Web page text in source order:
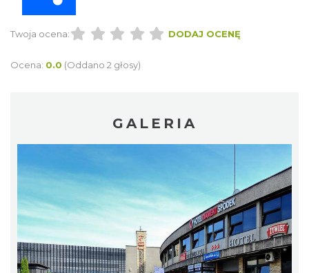
Twoja ocena: DODAJ OCENĘ
Ocena: 0.0 (Oddano 2 głosy)
GALERIA